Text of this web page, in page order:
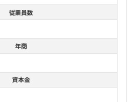
従業員数
年商
資本金